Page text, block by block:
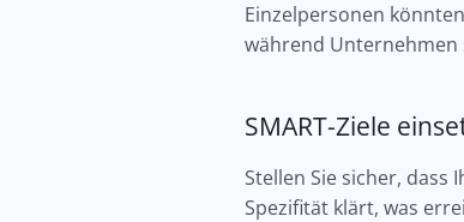
Einzelpersonen
während
SMART-Ziele
Stellen Sie sicher, dass
Spezifität klärt, was